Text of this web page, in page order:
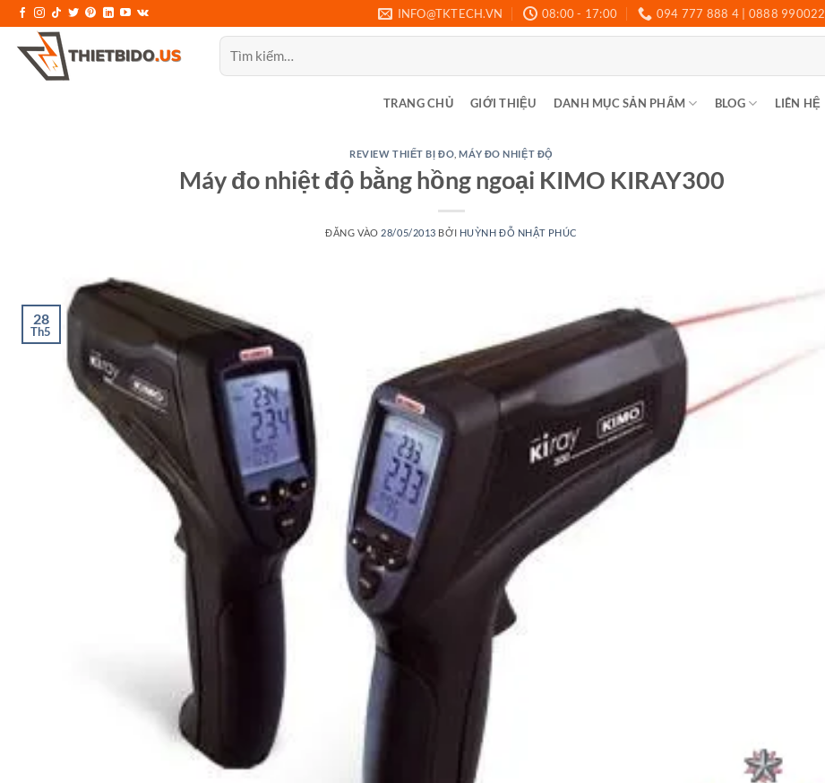
qua
nội
INFO@TKTECH.VN 08:00 - 17:00 094 777 888 4 | 0888 990022
Tìm
kiếm:
TRANG CHỦ GIỚI THIỆU DANH MỤC SẢN PHẨM BLOG LIÊN HỆ
REVIEW THIẾT BỊ ĐO ,MÁY ĐO NHIỆT ĐỘ
Máy đo nhiệt độ bằng hồng ngoại KIMO KIRAY300
ĐĂNG VÀO 28/05/2013 BỞI HUỲNH ĐỖ NHẬT PHÚC
28
Th5